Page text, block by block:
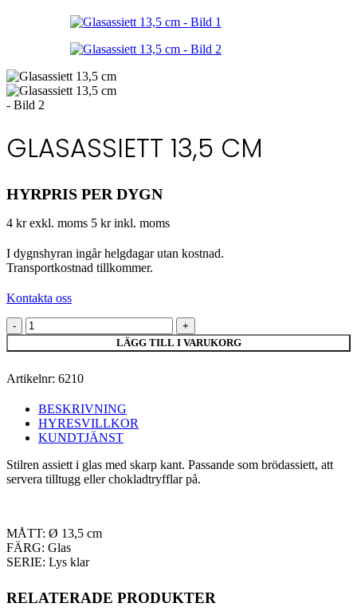
GLASASSIETT 13,5 CM
HYRPRIS PER DYGN
4 kr exkl. moms 5 kr inkl. moms
I dygnshyran ingår helgdagar utan kostnad.
Transportkostnad tillkommer.
Kontakta oss
Glasassiett
13,5
cm
LÄGG TILL I VARUKORG
Artikelnr: 6210
BESKRIVNING
HYRESVILLKOR
KUNDTJÄNST
Stilren assiett i glas med skarp kant. Passande som brödassiett, att
servera tilltugg eller chokladtryfflar på.
MÅTT: Ø 13,5 cm
FÄRG: Glas
SERIE: Lys klar
RELATERADE PRODUKTER